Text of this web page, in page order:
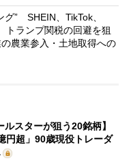
グ” SHEIN、TikTok、
ランプ関税の回避を狙
農業参入・土地取得への
ルスターが狙う20銘柄】
円超」90歳現役トレーダ